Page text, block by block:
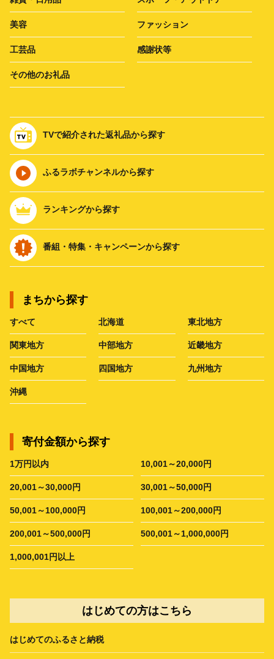
美容 ファッション
工芸品 感謝状等
その他のお礼品
TVで紹介された返礼品から探す
ふるラボチャンネルから探す
ランキングから探す
番組・特集・キャンペーンから探す
まちから探す
すべて 北海道 東北地方
関東地方 中部地方 近畿地方
中国地方 四国地方 九州地方
沖縄
寄付金額から探す
1万円以内 10,001～20,000円
20,001～30,000円 30,001～50,000円
50,001～100,000円 100,001～200,000円
200,001～500,000円 500,001～1,000,000円
1,000,001円以上
はじめての方はこちら
はじめてのふるさと納税